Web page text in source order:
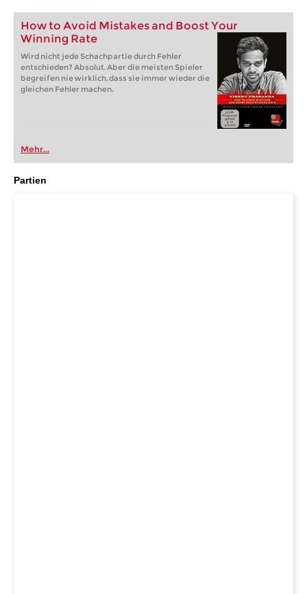
How to Avoid Mistakes and Boost Your
Winning Rate
Wird nicht jede Schachpartie durch Fehler
entschieden? Absolut. Aber die meisten Spieler
begreifen nie wirklich, dass sie immer wieder die
gleichen Fehler machen.
Mehr...
Partien